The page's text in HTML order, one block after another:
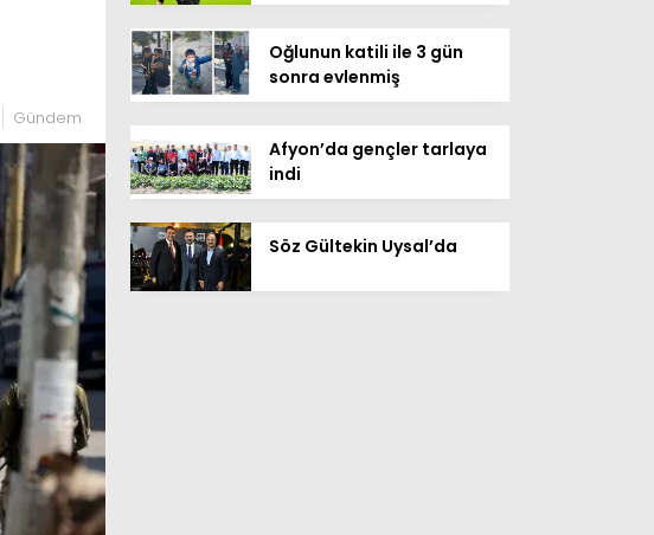
Gündem
Oğlunun katili ile 3 gün
sonra evlenmiş
Afyon’da gençler tarlaya
indi
Söz Gültekin Uysal’da